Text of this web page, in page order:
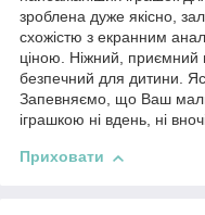
зроблена дуже якісно,
схожістю з екранним
ціною. Ніжний, приємний
безпечний для дитини.
Запевняємо, що Ваш
іграшкою ні вдень, ні
Приховати